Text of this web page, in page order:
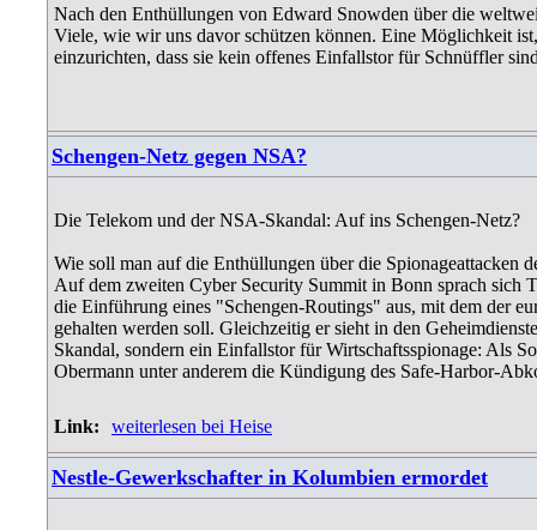
Nach den Enthüllungen von Edward Snowden über die
Viele, wie wir uns davor schützen können. Eine Möglichkeit
einzurichten, dass sie kein offenes Einfallstor für Schnüffler
Schengen-Netz gegen NSA?
Die Telekom und der NSA-Skandal: Auf ins Schengen-Netz?
Wie soll man auf die Enthüllungen über die Spionageattacken
Auf dem zweiten Cyber Security Summit in Bonn sprach sich
die Einführung eines "Schengen-Routings" aus, mit dem der
gehalten werden soll. Gleichzeitig er sieht in den
Skandal, sondern ein Einfallstor für Wirtschaftsspionage: Als
Obermann unter anderem die Kündigung des Safe-Harbor-
Link: weiterlesen bei Heise
Nestle-Gewerkschafter in Kolumbien ermordet